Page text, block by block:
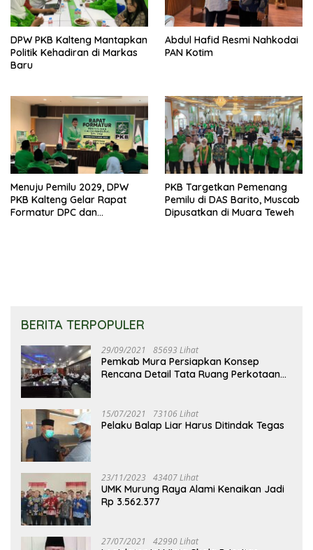
DPW PKB Kalteng Mantapkan
Politik Kehadiran di Markas
Baru
Abdul Hafid Resmi Nahkodai
PAN Kotim
Menuju Pemilu 2029, DPW
PKB Kalteng Gelar Rapat
Formatur DPC dan
PKB Targetkan Pemenang
Pemilu di DAS Barito, Muscab
Dipusatkan di Muara Teweh
BERITA TERPOPULER
29/09/2021 85693 Lihat
Pemkab Mura Persiapkan Konsep
Rencana Detail Tata Ruang Perkotaan
15/07/2021 73106 Lihat
Pelaku Balap Liar Harus Ditindak Tegas
23/11/2023 43407 Lihat
UMK Murung Raya Alami Kenaikan Jadi
Rp 3.562.377
27/07/2021 42990 Lihat